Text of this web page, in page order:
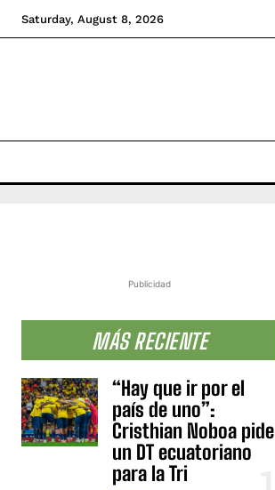
Saturday, August 8, 2026
Publicidad
MÁS RECIENTE
“Hay que ir por el
país de uno”:
Cristhian Noboa pide
un DT ecuatoriano
para la Tri